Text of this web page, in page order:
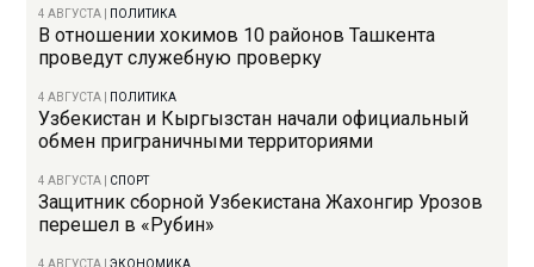
4 АВГУСТА ПОЛИТИКА
В отношении хокимов 10 районов Ташкента
проведут служебную проверку
4 АВГУСТА ПОЛИТИКА
Узбекистан и Кыргызстан начали официальный
обмен приграничными территориями
4 АВГУСТА СПОРТ
Защитник сборной Узбекистана Жахонгир Урозов
перешел в «Рубин»
4 АВГУСТА |ЭКОНОМИКА